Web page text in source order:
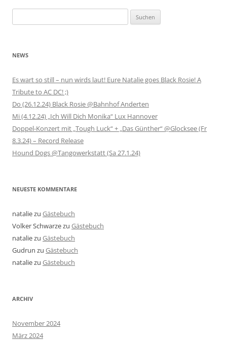
nach:
NEWS
Es wart so still – nun wirds laut! Eure Natalie goes Black Rosie! A
Tribute to AC DC! ;)
Do (26.12.24) Black Rosie @Bahnhof Anderten
Mi (4.12.24) „Ich Will Dich Monika“ Lux Hannover
Doppel-Konzert mit „Tough Luck“ + „Das Günther“ @Glocksee (Fr
8.3.24) – Record Release
Hound Dogs @Tangowerkstatt (Sa 27.1.24)
NEUESTE KOMMENTARE
nataliezu Gästebuch
Volker Schwarzezu Gästebuch
nataliezu Gästebuch
Gudrun zu Gästebuch
nataliezu Gästebuch
ARCHIV
November 2024
März 2024